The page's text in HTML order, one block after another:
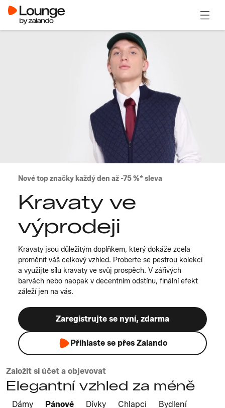
Nové top značky každý den až -75 %* sleva
Kravaty ve
výprodeji
Kravaty jsou důležitým doplňkem, který dokáže zcela
proměnit váš celkový vzhled. Proberte se pestrou kolekcí
a využijte sílu kravaty ve svůj prospěch. V zářivých
barvách nebo naopak v decentním odstínu, finální efekt
záleží jen na vás.
Zaregistrujte se nyní, zdarma
Přihlaste se přes Zalando
Založit si účet a objevovat
Elegantní vzhled za méně
Dámy Pánové Dívky Chlapci Bydlení